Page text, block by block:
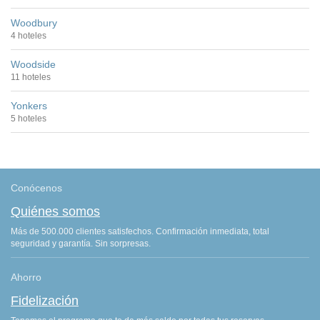
Woodbury
4 hoteles
Woodside
11 hoteles
Yonkers
5 hoteles
Conócenos
Quiénes somos
Más de 500.000 clientes satisfechos. Confirmación inmediata, total
seguridad y garantía. Sin sorpresas.
Ahorro
Fidelización